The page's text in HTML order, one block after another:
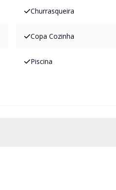
Churrasqueira
Copa Cozinha
Piscina